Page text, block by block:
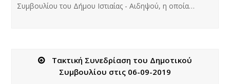
Συμβουλίου του Δήμου Ιστιαίας - Αιδηψού, η οποία…
Τακτική Συνεδρίαση του Δημοτικού
Συμβουλίου στις 06-09-2019